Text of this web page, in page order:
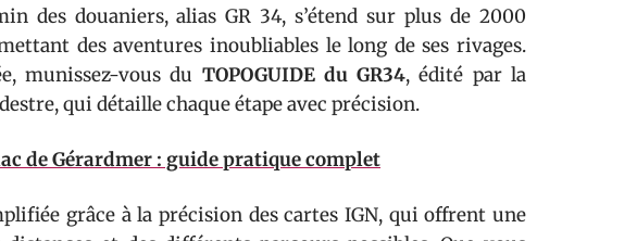
des douaniers, alias GR 34, s’étend sur plus de 2000
des aventures inoubliables le long de ses rivages.
munissez-vous du TOPOGUIDE du GR34, édité par la
qui détaille chaque étape avec précision.
de Gérardmer : guide pratique complet
grâce à la précision des cartes IGN, qui offrent une